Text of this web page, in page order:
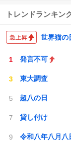
トレンドランキン
世界猫の
発言不可
東大調査
超八の日
貸し付け
令和八年八月八